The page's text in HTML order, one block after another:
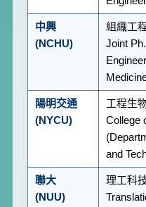
中興
(NCHU)
組織工
Joint
陽明交通
(NYCU)
工程生
College
and
聯大
(NUU)
理工科